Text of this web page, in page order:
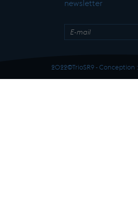
newsletter
2022©TrioSR9 - Conception :